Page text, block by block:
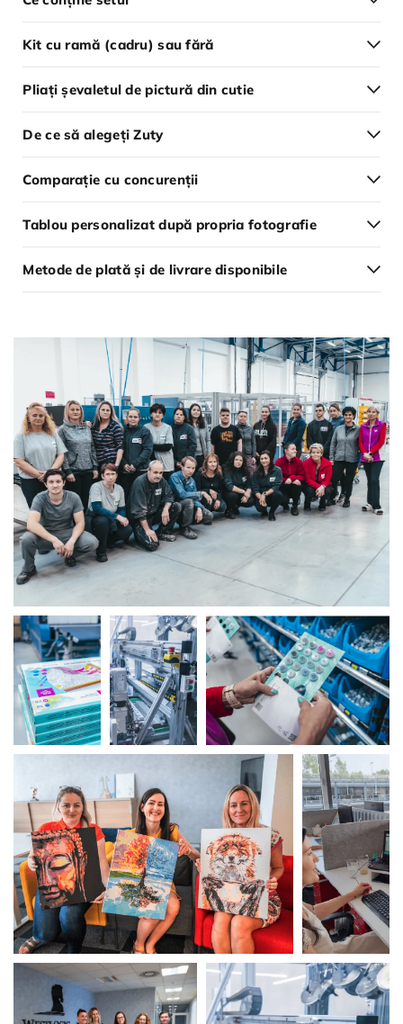
Kit cu ramă (cadru) sau fără
Pliați șevaletul de pictură din cutie
De ce să alegeți Zuty
Comparație cu concurenții
Tablou personalizat după propria fotografie
Metode de plată și de livrare disponibile